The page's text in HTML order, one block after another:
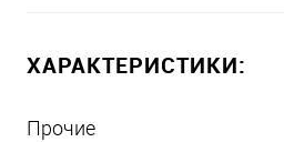
ХАРАКТЕРИСТИКИ:
Прочие